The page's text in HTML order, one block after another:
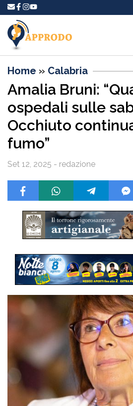
Home » Calabria
Amalia Bruni:
ospedali sulle
Occhiuto
fumo”
Set 12, 2025 - redazione